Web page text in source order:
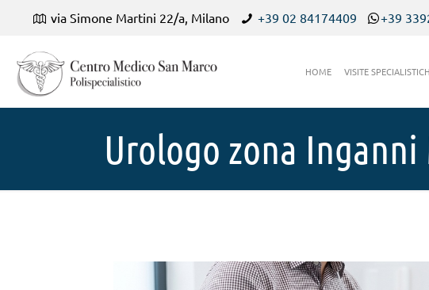
via Simone Martini 22/a, Milano +39 02 84174409 +39
HOME VISITE
Urologo zona